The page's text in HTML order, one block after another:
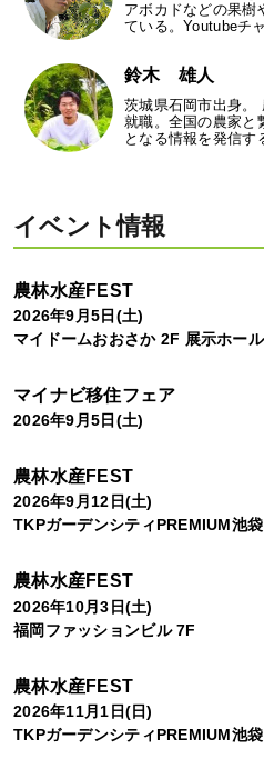
アボカドなどの果樹
ている。Youtubeチ
鈴木 雄人
茨城県石岡市出身。
就職。全国の農家と
となる情報を発信
イベント情報
農林水産FEST
2026年9月5日(土)
マイドームおおさか 2F 展示ホー
マイナビ移住フェア
2026年9月5日(土)
農林水産FEST
2026年9月12日(土)
TKPガーデンシティPREMIUM池
農林水産FEST
2026年10月3日(土)
福岡ファッションビル 7F
農林水産FEST
2026年11月1日(日)
TKPガーデンシティPREMIUM池